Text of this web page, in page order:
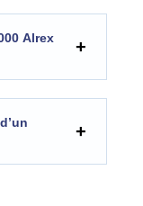
Alrex